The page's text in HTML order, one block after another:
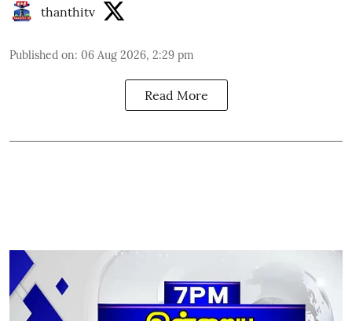
thanthitv
Published on: 06 Aug 2026, 2:29 pm
Read More